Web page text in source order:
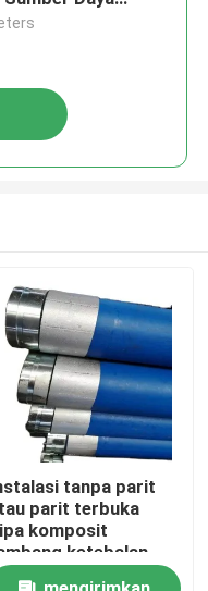
Transportasi
tanpa parit
parit terbuka
komposit
ketebalan
Hitam Warna